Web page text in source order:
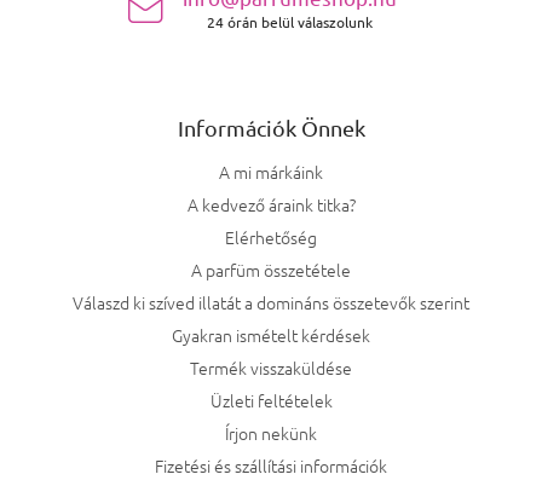
24 órán belül válaszolunk
Információk Önnek
A mi márkáink
A kedvező áraink titka?
Elérhetőség
A parfüm összetétele
Válaszd ki szíved illatát a domináns összetevők szerint
Gyakran ismételt kérdések
Termék visszaküldése
Üzleti feltételek
Írjon nekünk
Fizetési és szállítási információk